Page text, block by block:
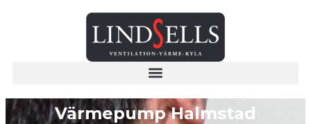
Värmepump Halmstad